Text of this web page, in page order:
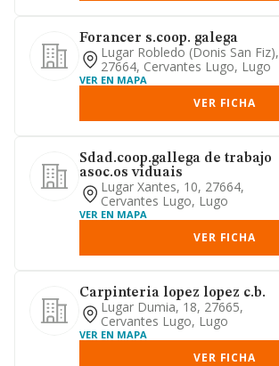
Forancer s.coop. galega
Lugar Robledo (donis San Fiz),
27664, Cervantes Lugo, Lugo
VER EN MAPA
VER FICHA
Sdad.coop.gallega de trabajo
asoc.os viduais
Lugar Xantes, 10, 27664,
Cervantes Lugo, Lugo
VER EN MAPA
VER FICHA
Carpinteria lopez lopez c.b.
Lugar Dumia, 18, 27665,
Cervantes Lugo, Lugo
VER EN MAPA
VER FICHA